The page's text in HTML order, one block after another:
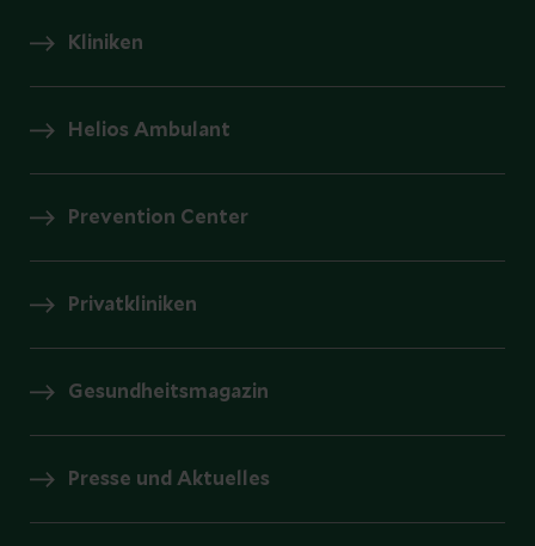
Kliniken
Helios Ambulant
Prevention Center
Privatkliniken
Gesundheitsmagazin
Presse und Aktuelles